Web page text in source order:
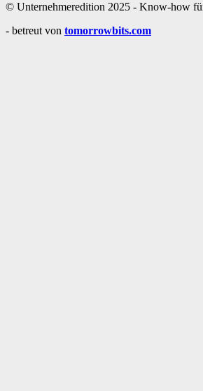
© Unternehmeredition 2025 - Know-how
- betreut von tomorrowbits.com